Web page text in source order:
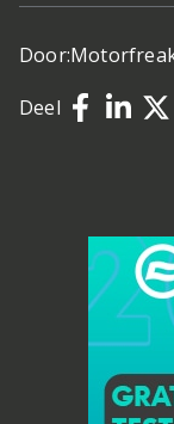
Door:
Deel